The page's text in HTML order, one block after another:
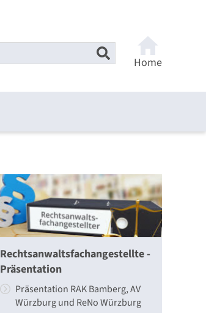
Home
Rechtsanwaltsfachangestellte -
Präsentation
Präsentation RAK Bamberg, AV
Würzburg und ReNo Würzburg